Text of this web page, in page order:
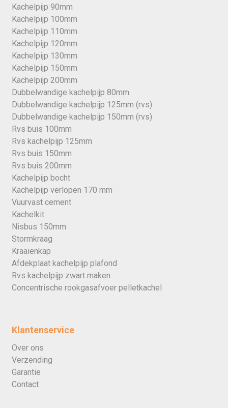
Kachelpijp 90mm
Kachelpijp 100mm
Kachelpijp 110mm
Kachelpijp 120mm
Kachelpijp 130mm
Kachelpijp 150mm
Kachelpijp 200mm
Dubbelwandige kachelpijp 80mm
Dubbelwandige kachelpijp 125mm (rvs)
Dubbelwandige kachelpijp 150mm (rvs)
Rvs buis 100mm
Rvs kachelpijp 125mm
Rvs buis 150mm
Rvs buis 200mm
Kachelpijp bocht
Kachelpijp verlopen 170 mm
Vuurvast cement
Kachelkit
Nisbus 150mm
Stormkraag
Kraaienkap
Afdekplaat kachelpijp plafond
Rvs kachelpijp zwart maken
Concentrische rookgasafvoer pelletkachel
Klantenservice
Over ons
Verzending
Garantie
Contact